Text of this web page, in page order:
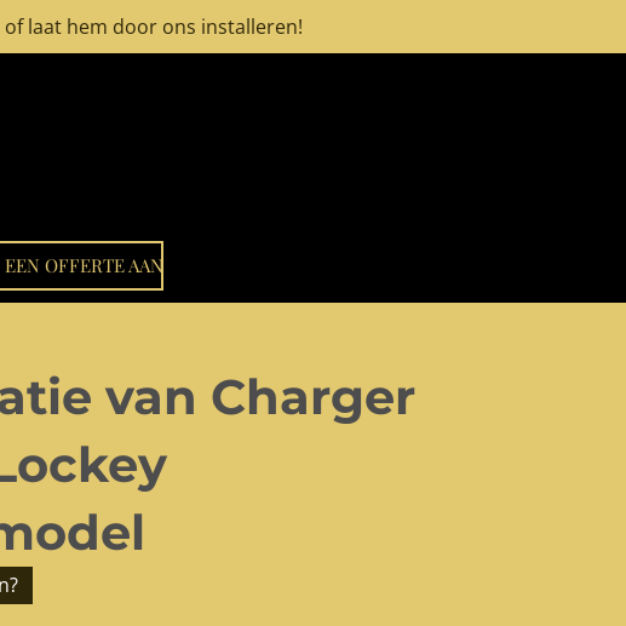
laat hem door ons installeren!
EEN OFFERTE AAN
van Charger